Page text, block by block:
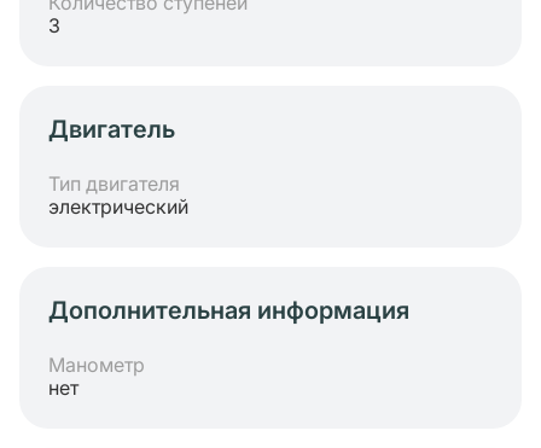
3
Двигатель
Тип двигателя
электрический
Дополнительная информация
Манометр
нет